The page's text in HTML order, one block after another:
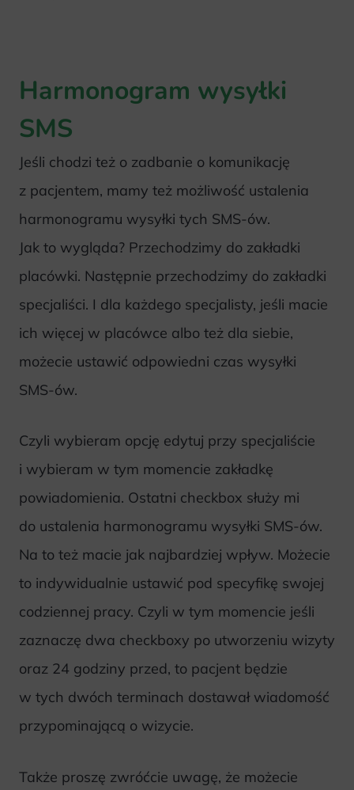
Harmonogram wysyłki
SMS
Jeśli chodzi też o zadbanie o komunikację
z pacjentem, mamy też możliwość ustalenia
harmonogramu wysyłki tych SMS-ów.
Jak to wygląda? Przechodzimy do zakładki
placówki. Następnie przechodzimy do zakładki
specjaliści. I dla każdego specjalisty, jeśli macie
ich więcej w placówce albo też dla siebie,
możecie ustawić odpowiedni czas wysyłki
SMS-ów.
Czyli wybieram opcję edytuj przy specjaliście
i wybieram w tym momencie zakładkę
powiadomienia. Ostatni checkbox służy mi
do ustalenia harmonogramu wysyłki SMS-ów.
Na to też macie jak najbardziej wpływ. Możecie
to indywidualnie ustawić pod specyfikę swojej
codziennej pracy. Czyli w tym momencie jeśli
zaznaczę dwa checkboxy po utworzeniu wizyty
oraz 24 godziny przed, to pacjent będzie
w tych dwóch terminach dostawał wiadomość
przypominającą o wizycie.
Także proszę zwróćcie uwagę, że możecie